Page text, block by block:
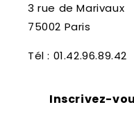
3 rue de Marivaux
75002 Paris
Tél : 01.42.96.89.42
Inscrivez-